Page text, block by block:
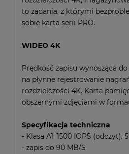
to zadania, z którymi
sobie karta serii PRO.
WIDEO 4K
Prędkość zapisu wynosząca
na płynne rejestrowanie
rozdzielczości 4K. Karta
obszernymi zdjęciami w
Specyfikacja techniczna
- Klasa A1: 1500 IOPS (odczyt),
- zapis do 90 MB/S